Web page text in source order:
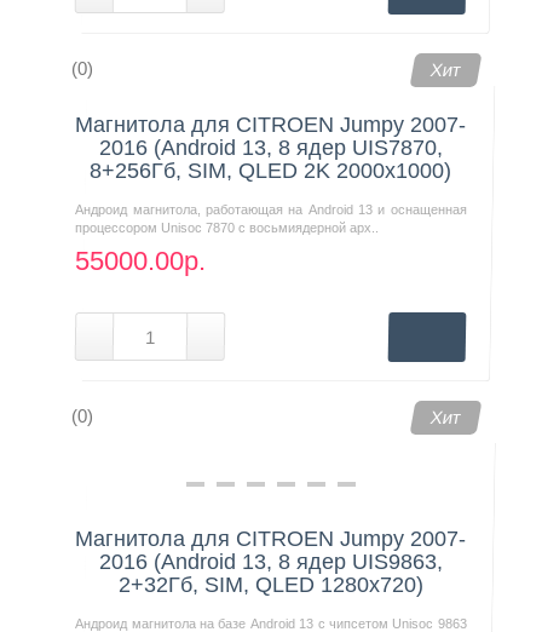
(0) Хит
Магнитола для CITROEN Jumpy 2007-
2016 (Android 13, 8 ядер UIS7870,
8+256Гб, SIM, QLED 2K 2000x1000)
Андроид магнитола, работающая на Android 13 и оснащенная
процессором Unisoc 7870 с восьмиядерной арх..
55000.00р.
(0) Хит
Магнитола для CITROEN Jumpy 2007-
2016 (Android 13, 8 ядер UIS9863,
2+32Гб, SIM, QLED 1280x720)
Андроид магнитола на базе Android 13 с чипсетом Unisoc 9863